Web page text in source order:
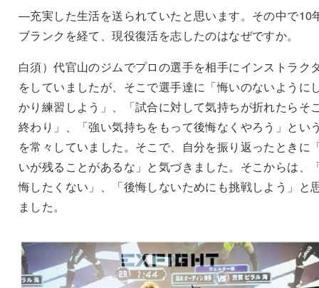
―充実した生活を送られていたと思います。その中で10
ブランクを経て、現役復活を志したのはなぜですか。
白須）代官山のジムでプロの選手を相手にインストラク
をしていましたが、そこで選手達に「悔いのないように
かり練習しよう」、「試合に対して気持ちが折れたらそ
終わり」、「強い気持ちをもって後悔なくやろう」とい
を常々していました。そこで、自分を振り返ったときに
いが残ることがあるな」と気づきました。そこからは、
悔したくない」、「後悔しないためにも挑戦しよう」と
ました。